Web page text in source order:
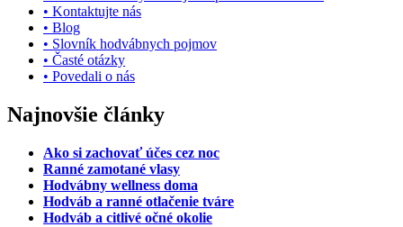
• Kontaktujte nás
• Blog
• Slovník hodvábnych pojmov
• Časté otázky
• Povedali o nás
Najnovšie články
Ako si zachovať účes cez noc
Ranné zamotané vlasy
Hodvábny wellness doma
Hodváb a ranné otlačenie tváre
Hodváb a citlivé očné okolie